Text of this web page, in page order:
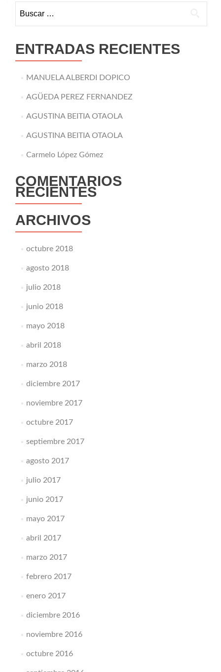
ENTRADAS RECIENTES
MANUELA ALBERDI DOPICO
AGÜEDA PEREZ FERNANDEZ
AGUSTINA BEITIA OTAOLA
AGUSTINA BEITIA OTAOLA
Carmelo López Gómez
COMENTARIOS
RECIENTES
ARCHIVOS
octubre 2018
agosto 2018
julio 2018
junio 2018
mayo 2018
abril 2018
marzo 2018
diciembre 2017
noviembre 2017
octubre 2017
septiembre 2017
agosto 2017
julio 2017
junio 2017
mayo 2017
abril 2017
marzo 2017
febrero 2017
enero 2017
diciembre 2016
noviembre 2016
octubre 2016